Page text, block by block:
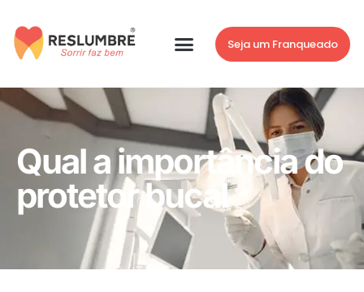
Seja um Franqueado
Qual a importância do
protetor bucal